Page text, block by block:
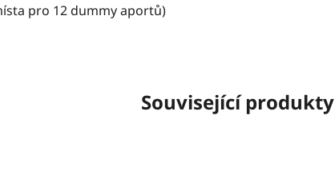
pro 12 dummy aportů)
Související produkty